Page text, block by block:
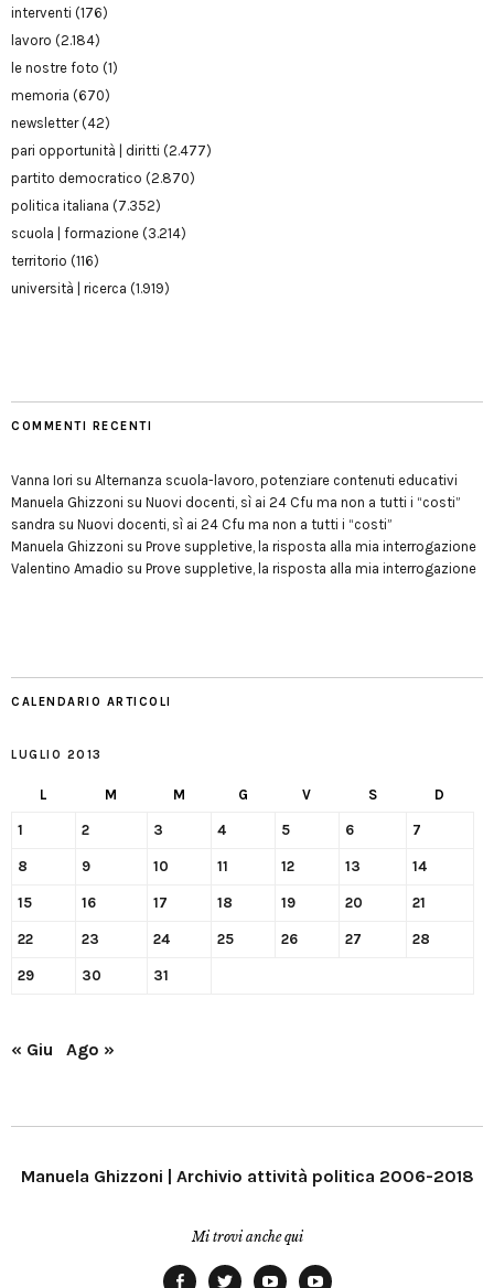
interventi (176)
lavoro (2.184)
le nostre foto (1)
memoria (670)
newsletter(42)
pari opportunità | diritti (2.477)
partito democratico (2.870)
politica italiana (7.352)
scuola | formazione (3.214)
territorio (116)
università | ricerca (1.919)
COMMENTI RECENTI
Vanna Iori su Alternanza scuola-lavoro, potenziare contenuti educativi
Manuela Ghizzoni su Nuovi docenti, sì ai 24 Cfu ma non a tutti i “costi”
sandra su Nuovi docenti, sì ai 24 Cfu ma non a tutti i “costi”
Manuela Ghizzoni su Prove suppletive, la risposta alla mia interrogazione
Valentino Amadio su Prove suppletive, la risposta alla mia interrogazione
CALENDARIO ARTICOLI
LUGLIO 2013
L M M G V S D
1 2 3 4 5 6 7
8 9 10 11 12 13 14
15 16 17 18 19 20 21
22 23 24 25 26 27 28
29 30 31
« Giu Ago »
Manuela Ghizzoni | Archivio attività politica 2006-2018
Mi trovi anche qui